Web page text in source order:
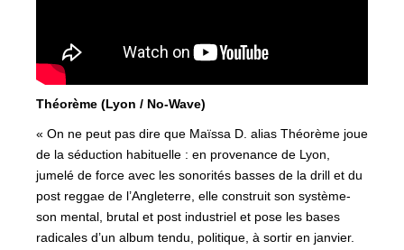
Théorème (Lyon / No-Wave)
« On ne peut pas dire que Maïssa D. alias Théorème joue
de la séduction habituelle : en provenance de Lyon,
jumelé de force avec les sonorités basses de la drill et du
post reggae de l’Angleterre, elle construit son système-
son mental, brutal et post industriel et pose les bases
radicales d’un album tendu, politique, à sortir en janvier.